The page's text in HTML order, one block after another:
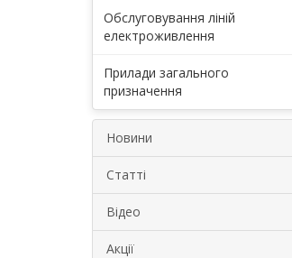
Обслуговування ліній
електроживлення
Прилади загального
призначення
Новини
Статті
Відео
Акції